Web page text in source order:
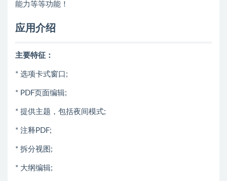
能力等等功能！
应用介绍
主要特征：
* 选项卡式窗口;
* PDF页面编辑;
* 提供主题，包括夜间模式;
* 注释PDF;
* 拆分视图;
* 大纲编辑;